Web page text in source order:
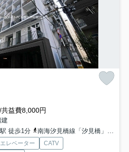
益費8,000円
徒歩1分
南海汐見橋線「汐見橋」駅 徒歩4分
エレベーター
CATV